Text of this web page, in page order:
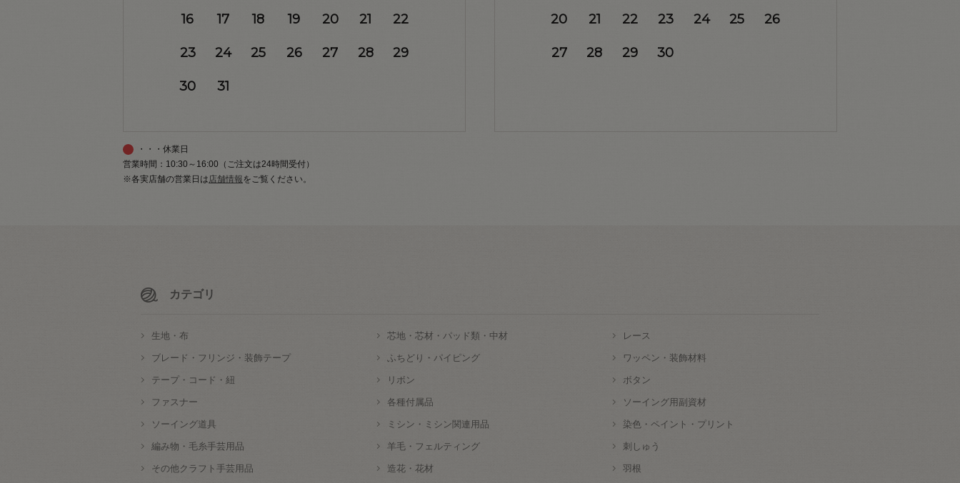
16 17 18 19 20 21 22
23 24 25 26 27 28 29
30 31
20 21 22 23 24 25 26
27 28 29 30
・・・休業日
営業時間：10:30～16:00（ご注文は24時間受付）
※各実店舗の営業日は店舗情報をご覧ください。
カテゴリ
生地・布 芯地・芯材・パッド類・中材 レース
ブレード・フリンジ・装飾テープ ふちどり・パイピング ワッペン・装飾材料
テープ・コード・紐 リボン ボタン
ファスナー 各種付属品 ソーイング用副資材
ソーイング道具 ミシン・ミシン関連用品 染色・ペイント・プリント
編み物・毛糸手芸用品 羊毛・フェルティング 刺しゅう
その他クラフト手芸用品 造花・花材 羽根